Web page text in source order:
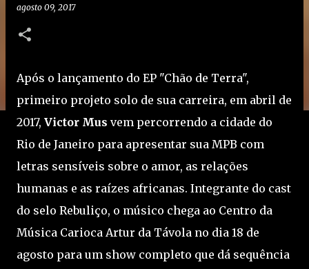
agosto 09, 2017
Após o lançamento do EP "Chão de Terra",
primeiro projeto solo de sua carreira, em abril de
2017, Victor Mus vem percorrendo a cidade do
Rio de Janeiro para apresentar sua MPB com
letras sensíveis sobre o amor, as relações
humanas e as raízes africanas. Integrante do cast
do selo Rebuliço, o músico chega ao Centro da
Música Carioca Artur da Távola no dia 18 de
agosto para um show completo que dá sequência